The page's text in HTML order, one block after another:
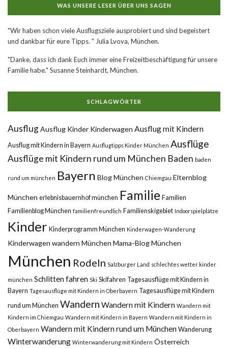
WAS UNSERE LESER ÜBER UNS SAGEN
"Wir haben schon viele Ausflugsziele ausprobiert und sind begeistert
und dankbar für eure Tipps. " Julia Lvova, München.
"Danke, dass ich dank Euch immer eine Freizeitbeschäftigung für unsere
Familie habe." Susanne Steinhardt, München.
SCHLAGWÖRTER
AusflugAusflug Kinder Kinderwagen Ausflug mit Kindern
Ausflug mit Kindern in Bayern Ausflugtipps Kinder München Ausflüge
Ausflüge mit Kindern rund um München Baden baden
rund um münchen Bayern Blog München Chiemgau Elternblog
München erlebnisbauernhof münchen Familie Familien
Familienblog München familienfreundlich Familienskigebiet Indoorspielplätze
Kinder Kinderprogramm München Kinderwagen-Wanderung
Kinderwagen wandern München Mama-Blog München
München Rodeln Salzburger Land schlechtes wetter kinder
münchen Schlitten fahren Ski Skifahren Tagesausflüge mit Kindern in
Bayern Tagesausflüge mit Kindern in Oberbayern Tagesausflüge mit Kindern
rund um München Wandern Wandern mit Kindern Wandern mit
Kindern im Chiemgau Wandern mit Kindern in Bayern Wandern mit Kindern in
Oberbayern Wandern mit Kindern rund um München Wanderung
Winterwanderung Winterwanderung mit Kindern Österreich